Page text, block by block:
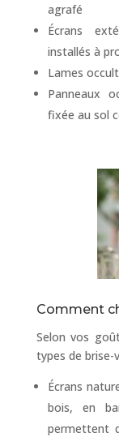
agrafé
Écrans
installés à
Lames
Panneaux
fixée au sol
Comment
Selon vos
types de brise-
Écrans
bois, en
permettent